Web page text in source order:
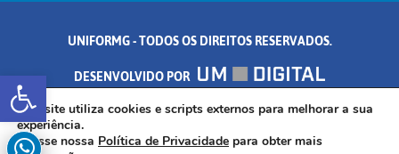
Abrir a barra de ferramentas
UNIFORMG - TODOS OS DIREITOS RESERVADOS.
DESENVOLVIDO POR
AV. DR. ARNALDO DE SENNA, 328 - PALMEIRAS, FORMIGA/MG - CEP:
35.574.530
Este site utiliza cookies e scripts externos para melhorar a sua
experiência.
Acesse nossa Política de Privacidade para obter mais